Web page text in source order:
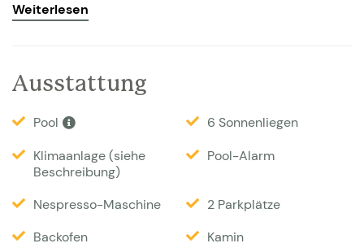
Dorf Mougins. Auf einem Hügel umgeben von hohen
einen entspannten Urlaub. Die perfekte
Ausgangsbasis für Ausflüge nach Cannes und zum
mit und ohne Hund in der direkten Umgebung, da
vielen Wanderwegen grenzt. Sehr schnell erreichbar
sind mehrere Golf und Tennisplätze und viele gute
Weiterlesen
Ausstattung
Pool
6 Sonnenliegen
Klimaanlage (siehe
Beschreibung)
Pool-Alarm
Nespresso-Maschine
2 Parkplätze
Backofen
Kamin